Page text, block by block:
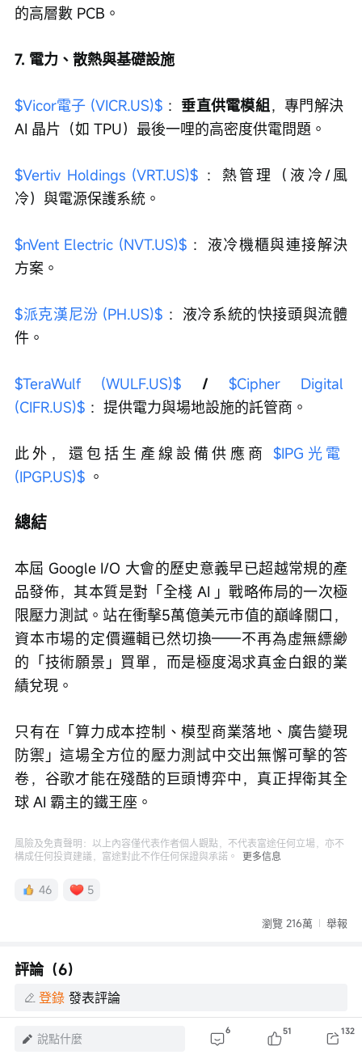
的高層數 PCB。
7. 電力、散熱與基礎設施
$Vicor電子 (VICR.US)$ ： 垂直供電模組，專門解決
AI 晶片（如 TPU）最後一哩的高密度供電問題。
$Vertiv Holdings (VRT.US)$ ：熱管理（液冷/風
冷）與電源保護系統。
$nVent Electric (NVT.US)$ ：液冷機櫃與連接解決
方案。
$派克漢尼汾 (PH.US)$ ：液冷系統的快接頭與流體
件。
$TeraWulf (WULF.US)$ / $Cipher Digital
(CIFR.US)$ ：提供電力與場地設施的託管商。
此外，還包括生產線設備供應商 $IPG光電
(IPGP.US)$ 。
總結
本屆 Google I/O 大會的歷史意義早已超越常規的產
品發佈，其本質是對「全棧 AI 」戰略佈局的一次極
限壓力測試。站在衝擊5萬億美元市值的巔峰關口，
資本市場的定價邏輯已然切換——不再為虛無縹緲
的「技術願景」買單，而是極度渴求真金白銀的業
績兌現。
只有在「算力成本控制、模型商業落地、廣告變現
防禦」這場全方位的壓力測試中交出無懈可擊的答
卷，谷歌才能在殘酷的巨頭博弈中，真正捍衛其全
球 AI 霸主的鐵王座。
風險及免責聲明：以上內容僅代表作者個人觀點，不代表富途任何立場，亦不
構成任何投資建議，富途對此不作任何保證與承諾。
更多信息
46 5
瀏覽 216萬 舉報
評論（6）
登錄 發表評論
說點什麼
6 51 132